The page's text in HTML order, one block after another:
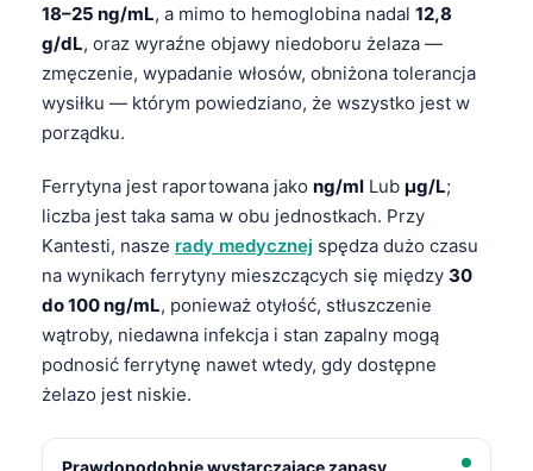
18–25 ng/mL, a mimo to hemoglobina nadal 12,8
g/dL, oraz wyraźne objawy niedoboru żelaza —
zmęczenie, wypadanie włosów, obniżona tolerancja
wysiłku — którym powiedziano, że wszystko jest w
porządku.
Ferrytyna jest raportowana jako ng/ml Lub µg/L;
liczba jest taka sama w obu jednostkach. Przy
Kantesti, nasze rady medycznej spędza dużo czasu
na wynikach ferrytyny mieszczących się między 30
do 100 ng/mL, ponieważ otyłość, stłuszczenie
wątroby, niedawna infekcja i stan zapalny mogą
podnosić ferrytynę nawet wtedy, gdy dostępne
żelazo jest niskie.
Prawdopodobnie wystarczające zapasy